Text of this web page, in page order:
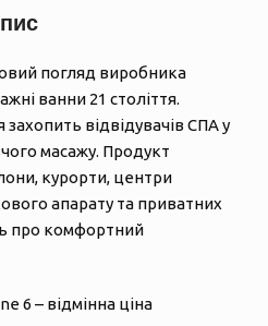
погляд виробника
ванни 21 століття.
відвідувачів СПА у
масажу. Продукт
курорти, центри
апарату та приватних
про комфортний
6 – відмінна ціна